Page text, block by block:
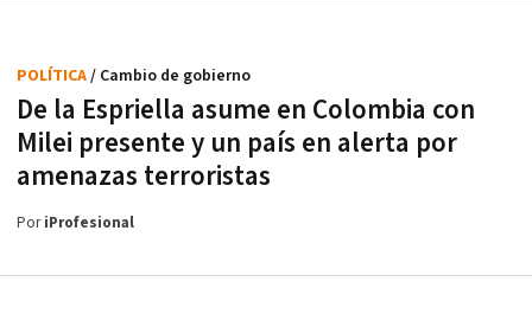
De la Espriella asume en Colombia con
Milei presente y un país en alerta por
amenazas terroristas
POLÍTICA/ Cambio de gobierno
PoriProfesional